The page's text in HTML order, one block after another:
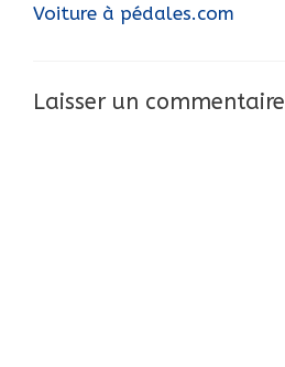
Voiture à pédales.com
Laisser un commentaire